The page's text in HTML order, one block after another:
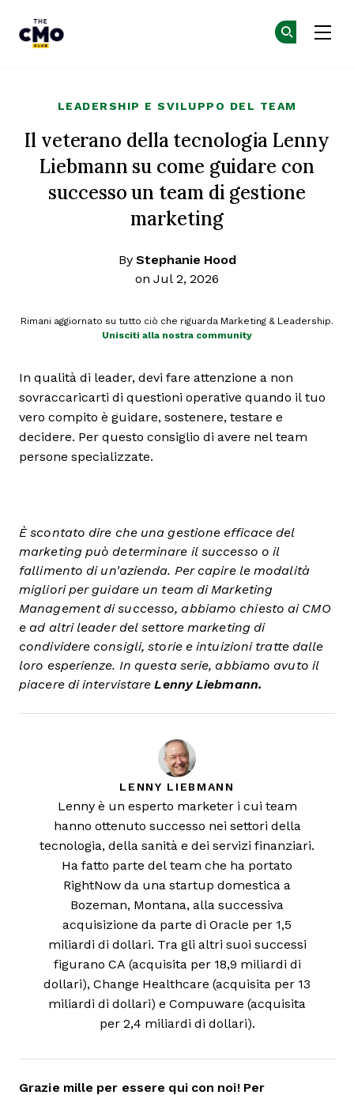
LEADERSHIP E SVILUPPO DEL TEAM
Il veterano della tecnologia Lenny
Liebmann su come guidare con
successo un team di gestione
marketing
By Stephanie Hood
on Jul 2, 2026
Rimani aggiornato su tutto ciò che riguarda Marketing & Leadership.
Unisciti alla nostra community
In qualità di leader, devi fare attenzione a non
sovraccaricarti di questioni operative quando il tuo
vero compito è guidare, sostenere, testare e
decidere. Per questo consiglio di avere nel team
persone specializzate.
È scontato dire che una gestione efficace del
marketing può determinare il successo o il
fallimento di un'azienda. Per capire le modalità
migliori per guidare un team di Marketing
Management di successo, abbiamo chiesto ai CMO
e ad altri leader del settore marketing di
condividere consigli, storie e intuizioni tratte dalle
loro esperienze. In questa serie, abbiamo avuto il
piacere di intervistareLenny Liebmann.
LENNY LIEBMANN
Lenny è un esperto marketer i cui team
hanno ottenuto successo nei settori della
tecnologia, della sanità e dei servizi finanziari.
Ha fatto parte del team che ha portato
RightNow da una startup domestica a
Bozeman, Montana, alla successiva
acquisizione da parte di Oracle per 1,5
miliardi di dollari. Tra gli altri suoi successi
figurano CA (acquisita per 18,9 miliardi di
dollari), Change Healthcare (acquisita per 13
miliardi di dollari) e Compuware (acquisita
per 2,4 miliardi di dollari).
Grazie mille per essere qui con noi! Per